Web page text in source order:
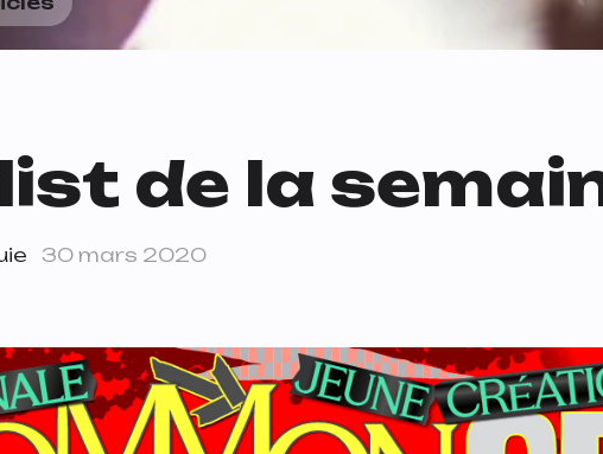
de la
30 mars 2020